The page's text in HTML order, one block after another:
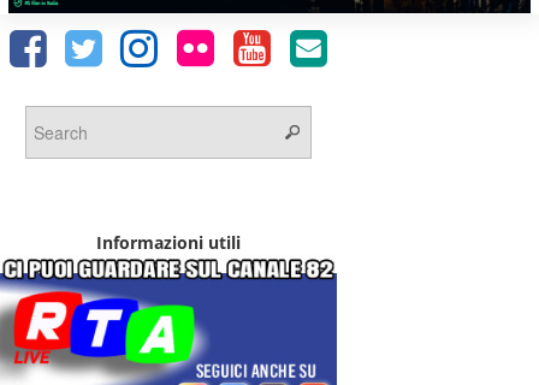
Informazioni utili